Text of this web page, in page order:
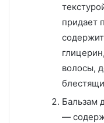
придает
волосы,
Бальзам
—